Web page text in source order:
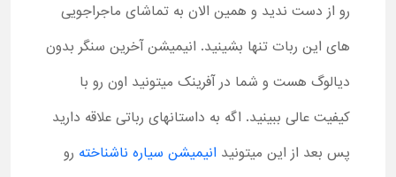
رو از دست ندید و همین الان به تماشای ماجراجویی
های این ربات تنها بشینید. انیمیشن آخرین سنگر بدون
دیالوگ هست و شما در آفرینک میتونید اون رو با
کیفیت عالی ببینید. اگه به داستانهای رباتی علاقه دارید
پس بعد از این میتونید انیمیشن سیاره ناشناخته رو